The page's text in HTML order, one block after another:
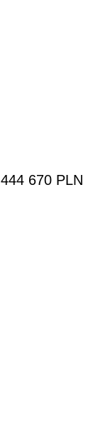
444 670 PLN